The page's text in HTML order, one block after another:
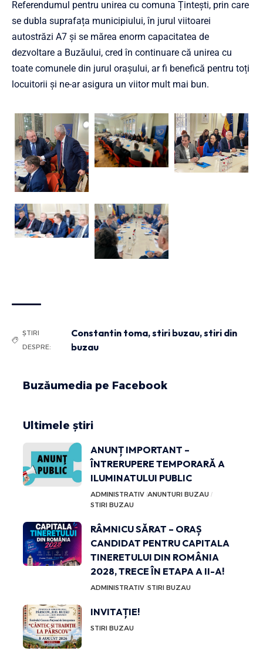
Referendumul pentru unirea cu comuna Țintești, prin care
se dubla suprafața municipiului, în jurul viitoarei
autostrăzi A7 și se mărea enorm capacitatea de
dezvoltare a Buzăului, cred în continuare că unirea cu
toate comunele din jurul orașului, ar fi benefică pentru toți
locuitorii și ne-ar asigura un viitor mult mai bun.
ȘTIRI
DESPRE:
Constantin toma,stiri buzau,stiri din
buzau
Buzăumedia pe Facebook
Ultimele știri
ANUNȚ IMPORTANT –
ÎNTRERUPERE TEMPORARĂ A
ILUMINATULUI PUBLIC
ADMINISTRATIV ANUNTURI BUZAU
STIRI BUZAU
RÂMNICU SĂRAT – ORAȘ
CANDIDAT PENTRU CAPITALA
TINERETULUI DIN ROMÂNIA
2028, TRECE ÎN ETAPA A II-A!
ADMINISTRATIV STIRI BUZAU
INVITAȚIE!
STIRI BUZAU